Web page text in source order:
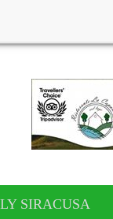
SIRACUSA